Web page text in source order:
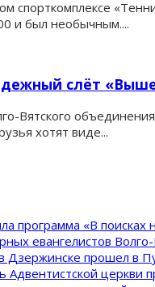
спорткомплексе
и был необычным....
слёт
Вятского
хотят виде...
программа «В
евангелистов
Дзержинске прошел в
Адвентистской церкви